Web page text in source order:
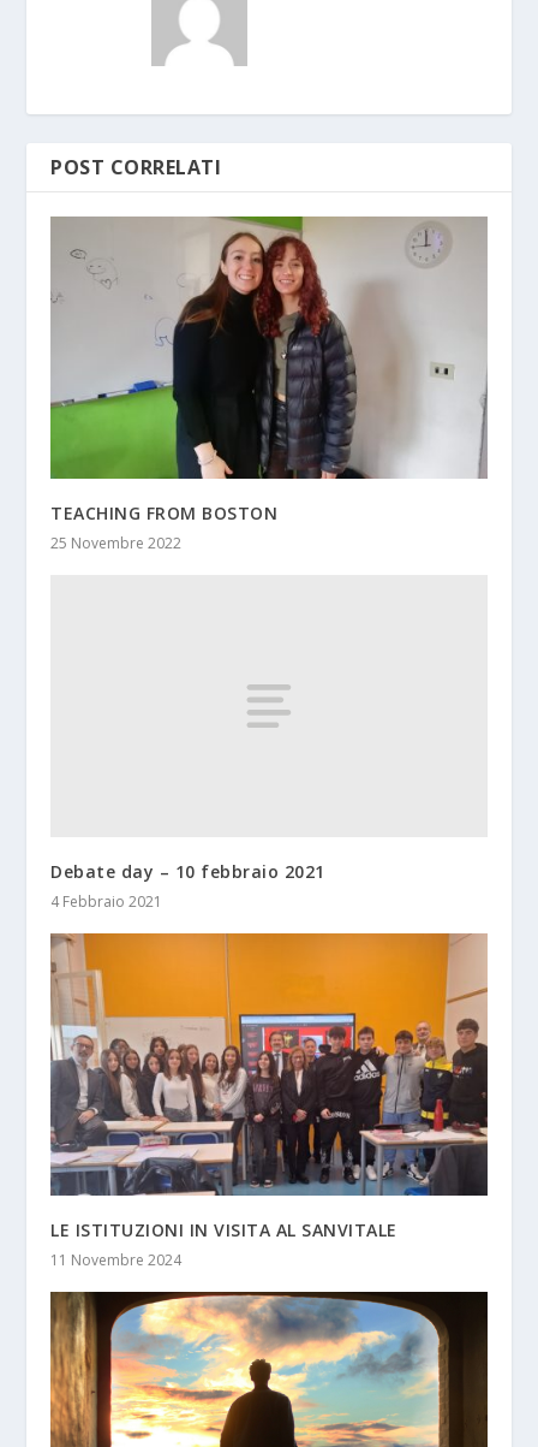
POST CORRELATI
TEACHING FROM BOSTON
25 Novembre 2022
Debate day – 10 febbraio 2021
4 Febbraio 2021
LE ISTITUZIONI IN VISITA AL SANVITALE
11 Novembre 2024